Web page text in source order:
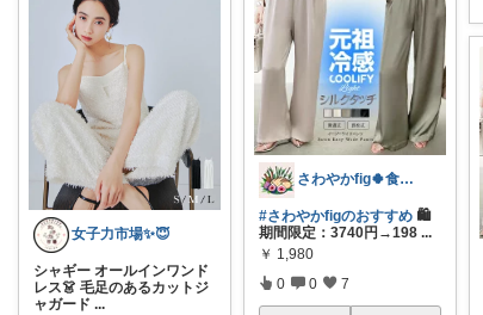
女子力市場✨😇
シャギー オールインワンド
レス👗 毛足のあるカットジ
ャガード ...
さわやかfig🍀食と暮らしを楽しむ
#さわやかfigのおすすめ 🛍️
期間限定：3740円→198 ...
￥ 1,980
0 0 7